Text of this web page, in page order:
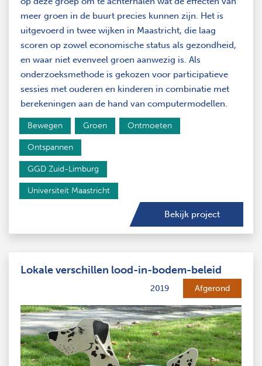
meer groen in de buurt precies kunnen zijn. Het is
uitgevoerd in twee wijken in Maastricht, die laag
scoren op zowel economische status als gezondheid,
en waar niet evenveel groen aanwezig is. Als
onderzoeksmethode is gekozen voor participatieve
sessies met ouderen en kinderen in combinatie met
berekeningen aan de hand van computermodellen.
Bewegen Groen Ontmoeten
Ontspannen
GGD Zuid-Limburg
Universiteit Maastricht
Bekijk project
Lokale verschillen lood-in-bodem-beleid
2019 Afgerond